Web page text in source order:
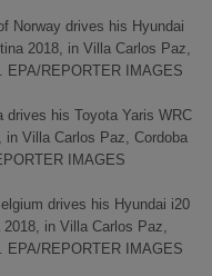
Norway drives his Hyundai
2018, in Villa Carlos Paz,
EPA/REPORTER IMAGES
drives his Toyota Yaris WRC
in Villa Carlos Paz, Cordoba
IMAGES
drives his Hyundai i20
in Villa Carlos Paz,
EPA/REPORTER IMAGES